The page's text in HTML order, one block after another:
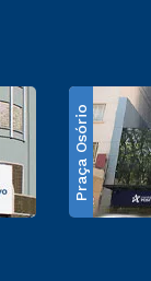
Praça Osório